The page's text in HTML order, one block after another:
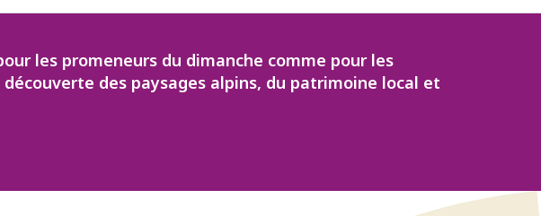
les promeneurs du dimanche comme pour les
des paysages alpins, du patrimoine local et